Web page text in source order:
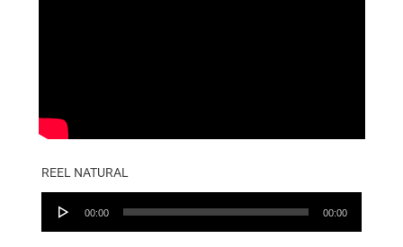
REEL NATURAL
Audio
00:00 00:00